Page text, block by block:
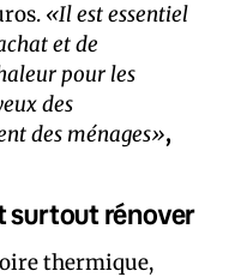
«Il est essentiel
et de
pour les
des
des ménages»,
surtout rénover
thermique,